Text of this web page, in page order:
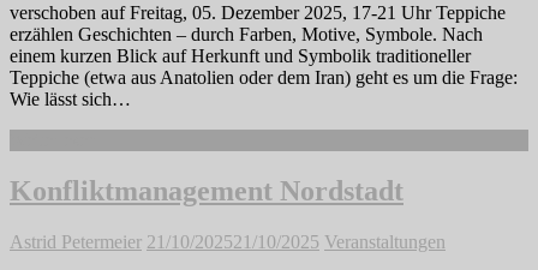
verschoben auf Freitag, 05. Dezember 2025, 17-21 Uhr Teppiche
erzählen Geschichten – durch Farben, Motive, Symbole. Nach
einem kurzen Blick auf Herkunft und Symbolik traditioneller
Teppiche (etwa aus Anatolien oder dem Iran) geht es um die Frage:
Wie lässt sich…
Konfliktmanagement Nordstadt
Astrid Petermeier 21/10/202521/10/2025 Veranstaltungen